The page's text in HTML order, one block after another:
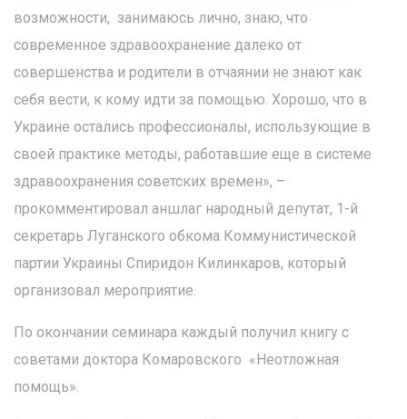
возможности, занимаюсь лично, знаю, что
современное здравоохранение далеко от
совершенства и родители в отчаянии не знают как
себя вести, к кому идти за помощью. Хорошо, что в
Украине остались профессионалы, использующие в
своей практике методы, работавшие еще в системе
здравоохранения советских времен», –
прокомментировал аншлаг народный депутат, 1-й
секретарь Луганского обкома Коммунистической
партии Украины Спиридон Килинкаров, который
организовал мероприятие.
По окончании семинара каждый получил книгу с
советами доктора Комаровского «Неотложная
помощь».